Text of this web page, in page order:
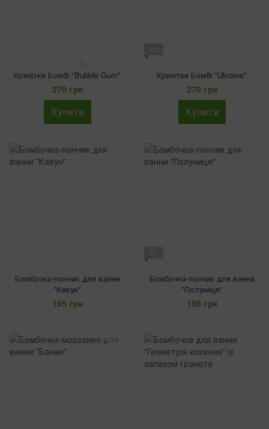
3
Крихітки Бомбі "Bubble Gum"
270 грн
Купити
Крихітки Бомбі "Ukraine"
270 грн
Купити
Бомбочка-пончик для ванни
"Кавун"
195 грн
Бомбочка-пончик для ванни
"Полуниця"
195 грн